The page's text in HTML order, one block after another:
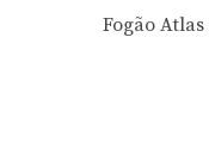
Fogão